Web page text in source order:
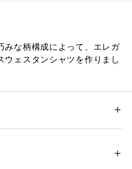
みな柄構成によって、エレガ
ウェスタンシャツを作りまし